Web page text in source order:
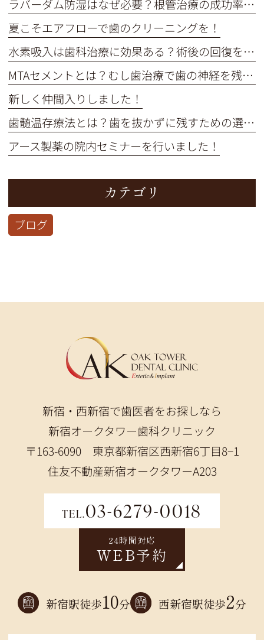
ラバーダム防湿はなぜ必要？根管治療の成功率を高める重要な役割
夏こそエアフローで歯のクリーニングを！
水素吸入は歯科治療に効果ある？術後の回復を早めるメカニズム解説
MTAセメントとは？むし歯治療で歯の神経を残す選択肢を解説
新しく仲間入りしました！
歯髄温存療法とは？歯を抜かずに残すための選択肢を解説
アース製薬の院内セミナーを行いました！
カテゴリ
ブログ
新宿・西新宿で歯医者をお探しなら
新宿オークタワー歯科クリニック
〒163-6090 東京都新宿区西新宿6丁目8−1
住友不動産新宿オークタワーA203
TEL.03-6279-0018
24時間対応
WEB予約
新宿駅徒歩10分 西新宿駅徒歩2分